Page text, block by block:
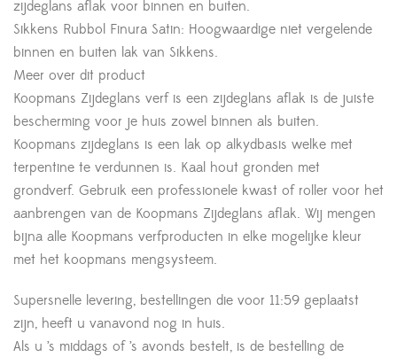
zijdeglans aflak voor binnen en buiten.
Sikkens Rubbol Finura Satin: Hoogwaardige niet vergelende
binnen en buiten lak van Sikkens.
Meer over dit product
Koopmans Zijdeglans verf is een zijdeglans aflak is de juiste
bescherming voor je huis zowel binnen als buiten.
Koopmans zijdeglans is een lak op alkydbasis welke met
terpentine te verdunnen is. Kaal hout gronden met
grondverf. Gebruik een professionele kwast of roller voor het
aanbrengen van de Koopmans Zijdeglans aflak. Wij mengen
bijna alle Koopmans verfproducten in elke mogelijke kleur
met het koopmans mengsysteem.
Supersnelle levering, bestellingen die voor 11:59 geplaatst
zijn, heeft u vanavond nog in huis.
Als u ’s middags of ’s avonds bestelt, is de bestelling de